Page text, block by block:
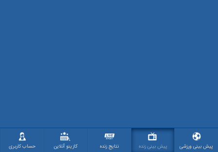
پیش بینی ورزشی پیش بینی زنده نتایج زنده کازینو آنلاین حساب کاربری